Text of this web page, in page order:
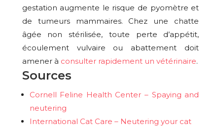
gestation augmente le risque de pyomètre et
de tumeurs mammaires. Chez une chatte
âgée non stérilisée, toute perte d’appétit,
écoulement vulvaire ou abattement doit
amener à consulter rapidement un vétérinaire.
Sources
Cornell Feline Health Center – Spaying and
neutering
International Cat Care – Neutering your cat